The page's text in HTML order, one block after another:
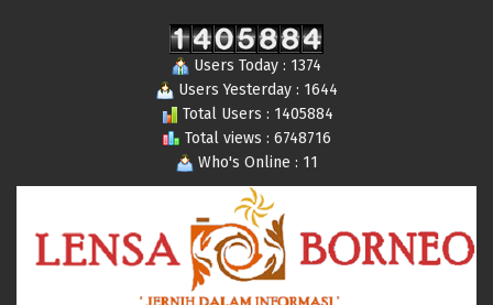
Users Today : 1374
Users Yesterday : 1644
Total Users : 1405884
Total views : 6748716
Who's Online : 11